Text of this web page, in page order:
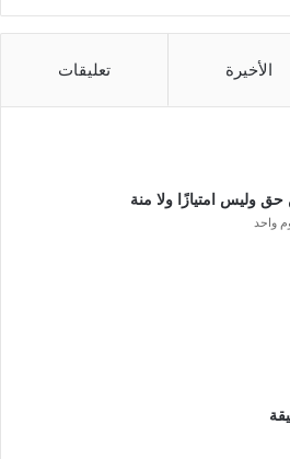
الأخيرة تعليقات
حق وليس امتيازًا ولا منة
واحد